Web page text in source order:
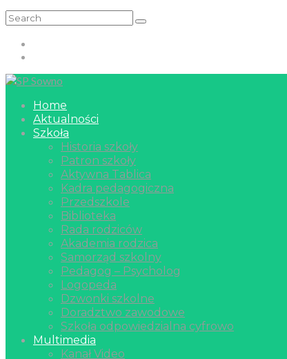
Home
Aktualności
Szkoła
Historia szkoły
Patron szkoły
Aktywna Tablica
Kadra pedagogiczna
Przedszkole
Biblioteka
Rada rodziców
Akademia rodzica
Samorząd szkolny
Pedagog – Psycholog
Logopeda
Dzwonki szkolne
Doradztwo zawodowe
Szkoła odpowiedzialna cyfrowo
Multimedia
Kanał Video